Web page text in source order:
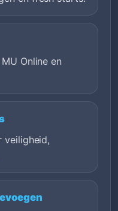
Online en
veiligheid,